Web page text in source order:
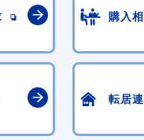
購入
転居